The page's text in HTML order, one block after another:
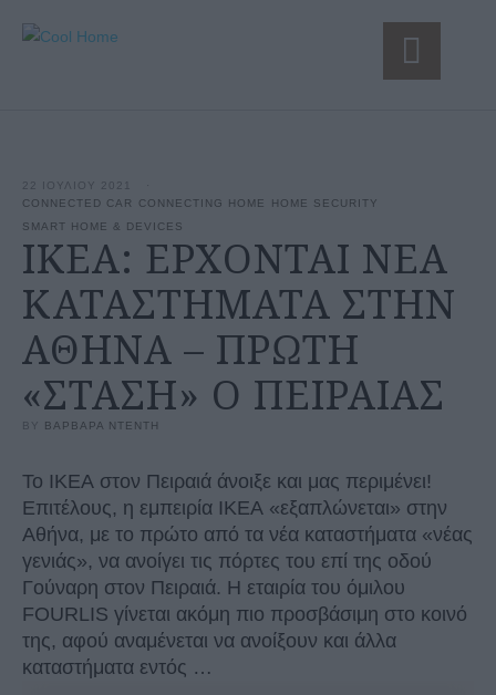
22 ΙΟΥΛΙΟΥ 2021
CONNECTED CAR
CONNECTING HOME
HOME SECURITY
SMART HOME & DEVICES
IKEA: ΕΡΧΟΝΤΑΙ ΝΕΑ
ΚΑΤΑΣΤΗΜΑΤΑ ΣΤΗΝ
ΑΘΗΝΑ – ΠΡΩΤΗ
«ΣΤΑΣΗ» Ο ΠΕΙΡΑΙΑΣ
BY ΒΑΡΒΑΡΑ ΝΤΕΝΤΗ
Το ΙΚΕΑ στον Πειραιά άνοιξε και μας περιμένει!
Επιτέλους, η εμπειρία ΙΚΕΑ «εξαπλώνεται» στην
Αθήνα, με το πρώτο από τα νέα καταστήματα «νέας
γενιάς», να ανοίγει τις πόρτες του επί της οδού
Γούναρη στον Πειραιά. Η εταιρία του όμιλου
FOURLIS γίνεται ακόμη πιο προσβάσιμη στο κοινό
της, αφού αναμένεται να ανοίξουν και άλλα
καταστήματα εντός …